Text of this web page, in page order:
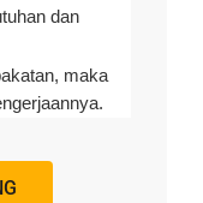
dan
maka